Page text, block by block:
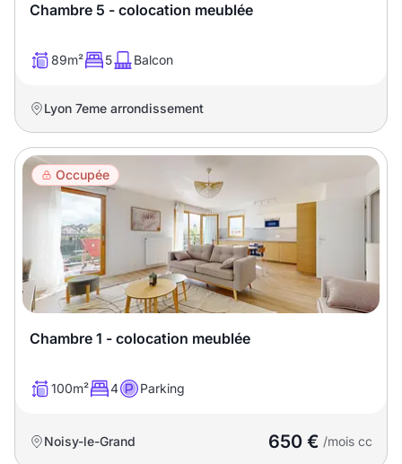
Chambre 5 - colocation meublée
89m² 5 Balcon
Lyon 7eme arrondissement
Occupée
Chambre 1 - colocation meublée
100m² 4 Parking
Noisy-le-Grand 650 € /mois cc